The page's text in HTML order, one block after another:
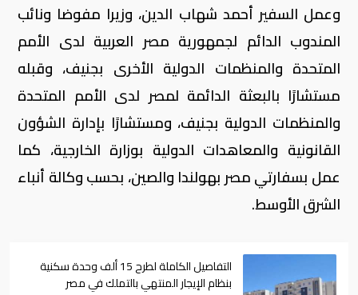
وعمل السفير أحمد شهاب الدين، وزيرا مفوضا ونائب
المندوب الدائم لجمهورية مصر العربية لدى الأمم
المتحدة والمنظمات الدولية الأخرى بجنيف، وقبله
مستشارًا بالبعثة الدائمة لمصر لدى الأمم المتحدة
والمنظمات الدولية بجنيف، ومستشارًا بإدارة الشؤون
القانونية والمعاهدات الدولية بوزارة الخارجية، كما
عمل بسفارتي مصر بهولندا والصين، بحسب وكالة أنباء
الشرق الأوسط.
التفاصيل الكاملة لطرح 15 ألف وحدة سكنية
بنظام الإيجار المنتهي بالتملك في مصر